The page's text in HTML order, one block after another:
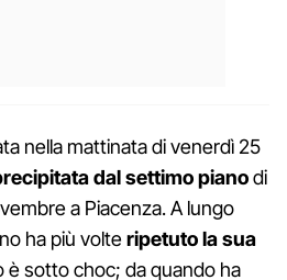
nella mattinata di venerdì 25
dal settimo pianodi
a Piacenza. A lungo
ha più volteripetuto la sua
è sotto choc; da quando ha